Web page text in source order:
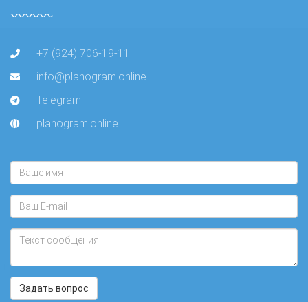
+7 (924) 706-19-11
info@planogram.online
Telegram
planogram.online
Задать вопрос